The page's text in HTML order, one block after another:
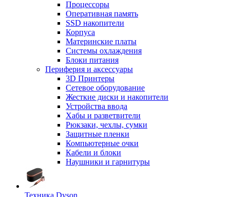
Процессоры
Оперативная память
SSD накопители
Корпуса
Материнские платы
Системы охлаждения
Блоки питания
Периферия и аксессуары
3D Принтеры
Сетевое оборудование
Жесткие диски и накопители
Устройства ввода
Хабы и разветвители
Рюкзаки, чехлы, сумки
Защитные пленки
Компьютерные очки
Кабели и блоки
Наушники и гарнитуры
Техника Dyson